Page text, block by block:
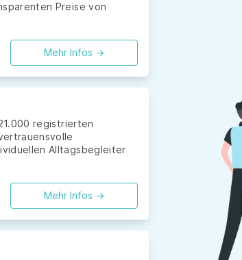
Preise von
Mehr Infos ->
registrierten
Alltagsbegleiter
Mehr Infos ->